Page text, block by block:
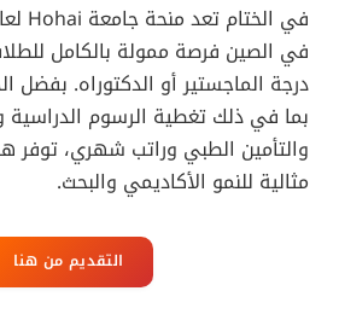
في الصين فرصة ممولة بالكامل
درجة الماجستير أو الدكتوراه. بفضل
بما في ذلك تغطية الرسوم الدراسية
والتأمين الطبي وراتب شهري، توفر
مثالية للنمو الأكاديمي والبحث.
التقديم من هنا